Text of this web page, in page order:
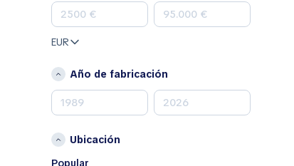
Lexus
Mazda
Mercedes-Benz
MINI
Opel
Porsche
RAM
EUR
Año de fabricación
Ubicación
Popular